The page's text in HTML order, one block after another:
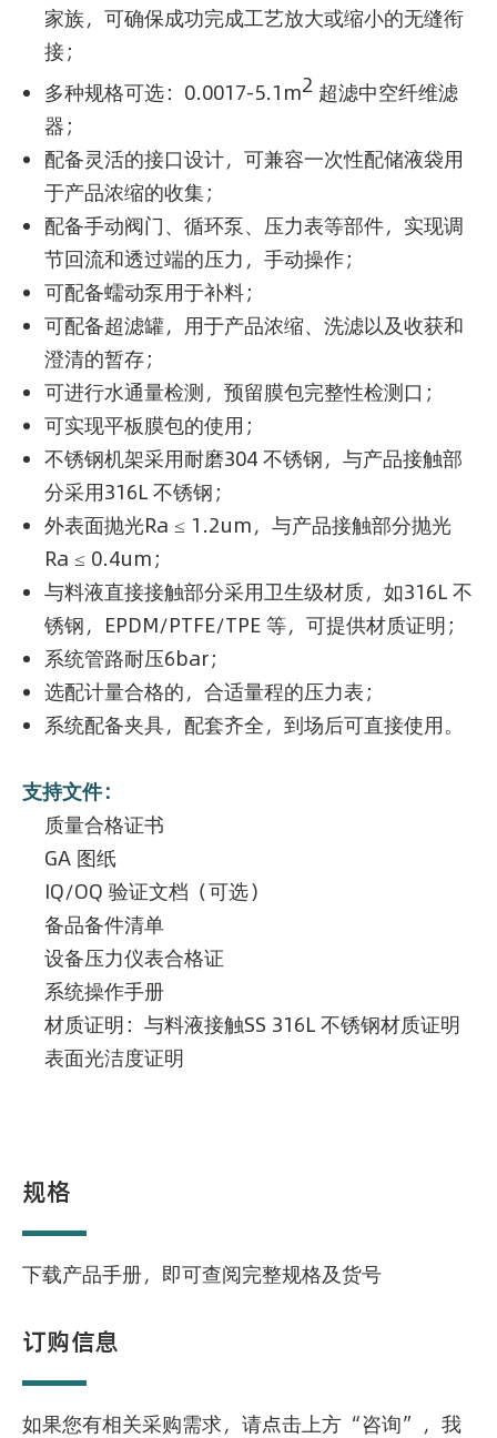
家族，可确保成功完成工艺放大或缩小的无缝衔
接；
多种规格可选：0.0017-5.1m2 超滤中空纤维滤
器；
配备灵活的接口设计，可兼容一次性配储液袋用
于产品浓缩的收集；
配备手动阀门、循环泵、压力表等部件，实现调
节回流和透过端的压力，手动操作；
可配备蠕动泵用于补料；
可配备超滤罐，用于产品浓缩、洗滤以及收获和
澄清的暂存；
可进行水通量检测，预留膜包完整性检测口；
可实现平板膜包的使用；
不锈钢机架采用耐磨304 不锈钢，与产品接触部
分采用316L 不锈钢；
外表面抛光Ra ≤ 1.2um，与产品接触部分抛光
Ra ≤ 0.4um；
与料液直接接触部分采用卫生级材质，如316L 不
锈钢，EPDM/PTFE/TPE 等，可提供材质证明；
系统管路耐压6bar；
选配计量合格的，合适量程的压力表；
系统配备夹具，配套齐全，到场后可直接使用。
支持文件：
质量合格证书
GA 图纸
IQ/OQ 验证文档（可选）
备品备件清单
设备压力仪表合格证
系统操作手册
材质证明：与料液接触SS 316L 不锈钢材质证明
表面光洁度证明
规格
下载产品手册，即可查阅完整规格及货号
订购信息
如果您有相关采购需求，请点击上方“咨询”，我